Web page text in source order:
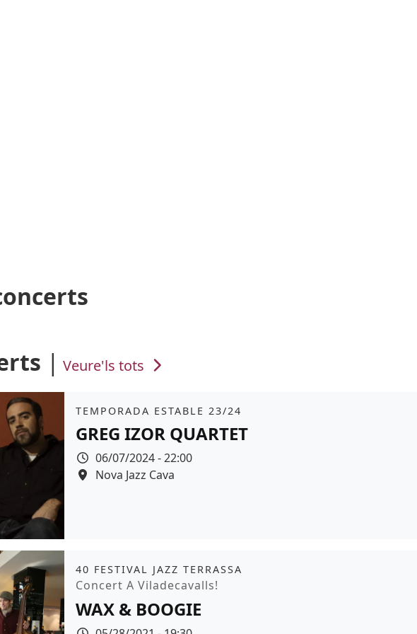
Veure'ls tots
Àmbit
TEMPORADA ESTABLE 23/24
GREG IZOR QUARTET
Data
06/07/2024 - 22:00
Espai
Nova Jazz Cava
Àmbit
40 FESTIVAL JAZZ TERRASSA
Promoció
Concert A Viladecavalls!
WAX & BOOGIE